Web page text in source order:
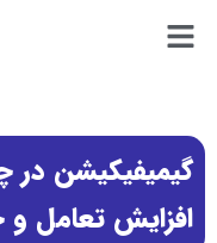
گیمیفیکیشن در
افزایش تعامل